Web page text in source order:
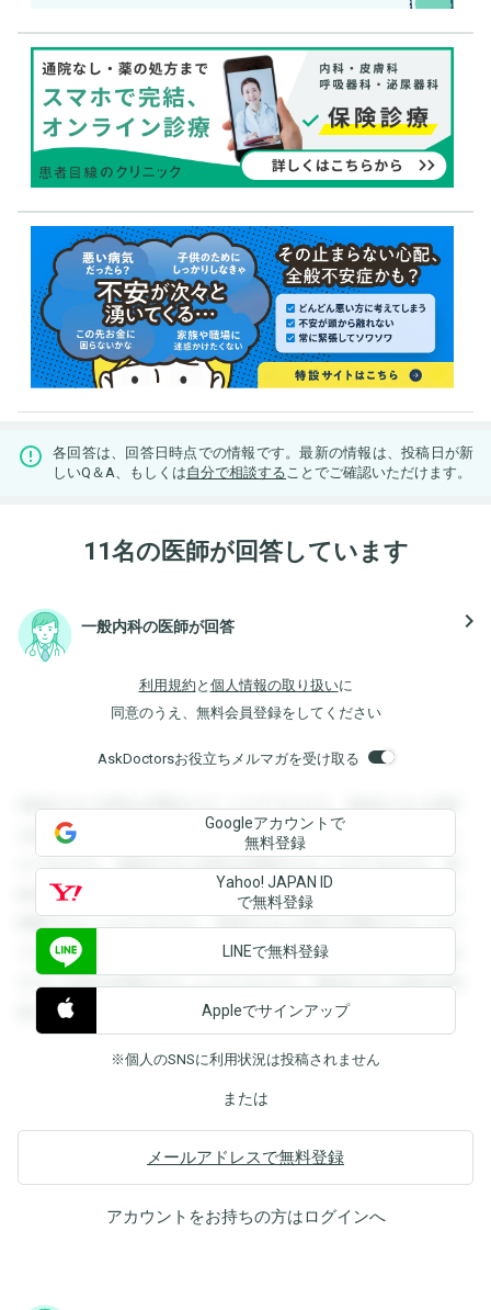
各回答は、回答日時点での情報です。最新の情報は、投稿日が新
しいQ＆A、もしくは自分で相談する ことでご確認いただけます。
11名の医師が回答しています
一般内科の医師が回答 navigate_next
利用規約 と 個人情報の取り扱いに
同意のうえ、無料会員登録をしてください
AskDoctorsお役立ちメルマガを受け取る
登録すると回答を閲覧することができます。登録すると回答
を閲覧することができます。登録すると回答を閲覧すること
ができます。登録すると回答を閲覧することができます。登
録すると回答を閲覧することができます。登録すると回答を
閲覧することができます。登録すると回答を閲覧することが
できます。登録すると回答を閲覧することができます。登録
すると回答を閲覧することができます。登録すると回答を閲
覧することができます。
Googleアカウントで
無料登録
Yahoo! JAPAN ID
で無料登録
LINEで無料登録
Appleでサインアップ
※個人のSNSに利用状況は投稿されません
または
メールアドレスで無料登録
アカウントをお持ちの方はログインへ